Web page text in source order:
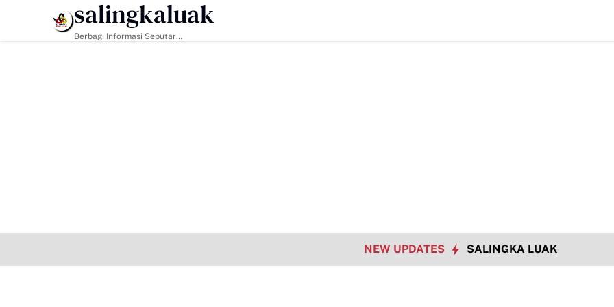
HEADLINE TMMD ke-129 Kodim 0306/50 Kota Pacu
salingkaluak
Berbagi Informasi Seputar
NEW UPDATES SALINGKA LUAK